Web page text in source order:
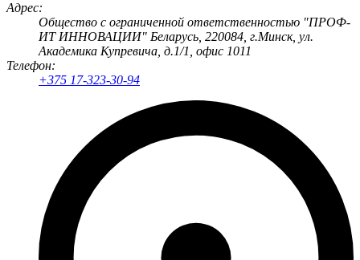
Адрес:
Общество с ограниченной ответственностью "ПРОФ-
ИТ ИННОВАЦИИ" Беларусь, 220084, г.Минск, ул.
Академика Купревича, д.1/1, офис 1011
Телефон:
+375 17-323-30-94